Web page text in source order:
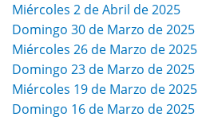
Miércoles 2 de Abril de 2025
Domingo 30 de Marzo de 2025
Miércoles 26 de Marzo de 2025
Domingo 23 de Marzo de 2025
Miércoles 19 de Marzo de 2025
Domingo 16 de Marzo de 2025